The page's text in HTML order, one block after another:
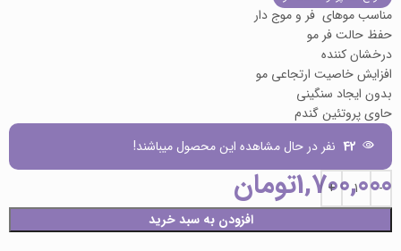
مناسب موهای فر و موج دار
حفظ حالت فر مو
درخشان کننده
افزایش خاصیت ارتجاعی مو
بدون ایجاد سنگینی
حاوی پروتئین گندم
42 نفر در حال مشاهده این محصول میباشند!
1,700,000تومان
افزودن به سبد خرید